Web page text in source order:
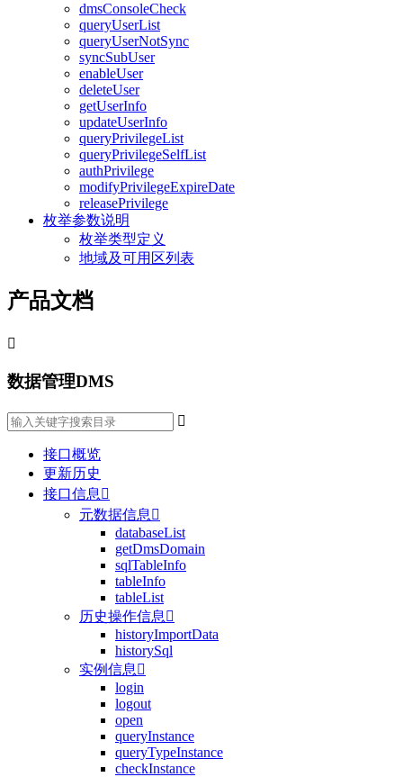
dmsConsoleCheck
queryUserList
queryUserNotSync
syncSubUser
enableUser
deleteUser
getUserInfo
updateUserInfo
queryPrivilegeList
queryPrivilegeSelfList
authPrivilege
modifyPrivilegeExpireDate
releasePrivilege
枚举参数说明
枚举类型定义
地域及可用区列表
产品文档

数据管理DMS

接口概览
更新历史
接口信息 
元数据信息 
databaseList
getDmsDomain
sqlTableInfo
tableInfo
tableList
历史操作信息 
historyImportData
historySql
实例信息 
login
logout
open
queryInstance
queryTypeInstance
checkInstance